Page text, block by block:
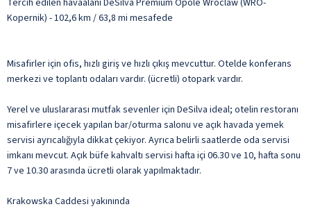
Kopernik) - 102,6 km / 63,8 mi mesafede
Misafirler için ofis, hızlı giriş ve hızlı çıkış mevcuttur. Otelde konferans
merkezi ve toplantı odaları vardır. (ücretli) otopark vardır.
Yerel ve uluslararası mutfak sevenler için DeSilva ideal; otelin restoranı
misafirlere içecek yapılan bar/oturma salonu ve açık havada yemek
servisi ayrıcalığıyla dikkat çekiyor. Ayrıca belirli saatlerde oda servisi
imkanı mevcut. Açık büfe kahvaltı servisi hafta içi 06.30 ve 10, hafta sonu
7 ve 10.30 arasında ücretli olarak yapılmaktadır.
Krakowska Caddesi yakınında